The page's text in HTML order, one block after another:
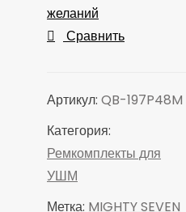
197MQ,
желаний
Сравнить
Артикул: QB-197P48M
Категория:
Ремкомплекты для
УШМ
Метка: MIGHTY SEVEN